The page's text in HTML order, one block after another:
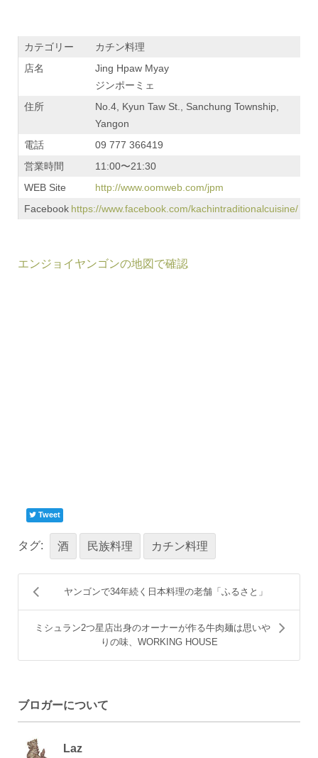
カテゴリー
カチン料理
店名
Jing Hpaw Myay
ジンポーミェ
住所
No.4, Kyun Taw St., Sanchung Township,
Yangon
電話
09 777 366419
営業時間
11:00〜21:30
WEB Site
http://www.oomweb.com/jpm
Facebook https://www.facebook.com/kachintraditionalcuisine/
エンジョイヤンゴンの地図で確認
Tweet
タグ: 酒 民族料理 カチン料理
ヤンゴンで34年続く日本料理の老舗「ふるさと」
ミシュラン2つ星店出身のオーナーが作る牛肉麺は思いや
りの味、WORKING HOUSE
ブロガーについて
Laz